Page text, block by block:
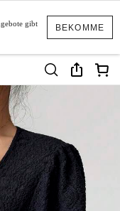
BEKOMME
gibt